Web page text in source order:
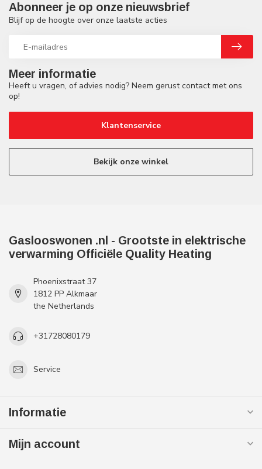
Meer informatie
Heeft u vragen, of advies nodig? Neem gerust contact met ons
op!
Klantenservice
Bekijk onze winkel
Abonneer je op onze nieuwsbrief
Blijf op de hoogte over onze laatste acties
Gaslooswonen .nl - Grootste in elektrische
verwarming Officiële Quality Heating
Phoenixstraat 37
1812 PP Alkmaar
the Netherlands
+31728080179
Service
Informatie
Mijn account